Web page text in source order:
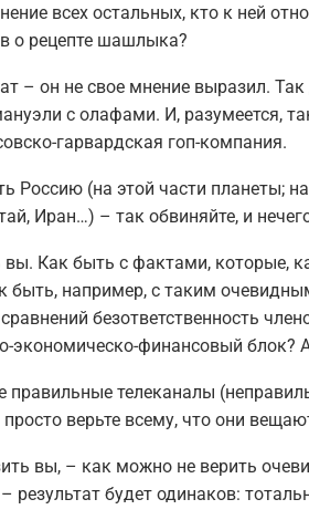
всех остальных, кто к ней
о рецепте шашлыка?
– он не свое мнение выразил.
с олафами. И, разумеется,
гарвардская гоп-компания.
Россию (на этой части планеты;
Иран…) – так обвиняйте, и
Как быть с фактами, которые,
быть, например, с таким
безответственность
экономическо-финансовый блок?
телеканалы
верьте всему, что они
вы, – как можно не верить
результат будет одинаков: